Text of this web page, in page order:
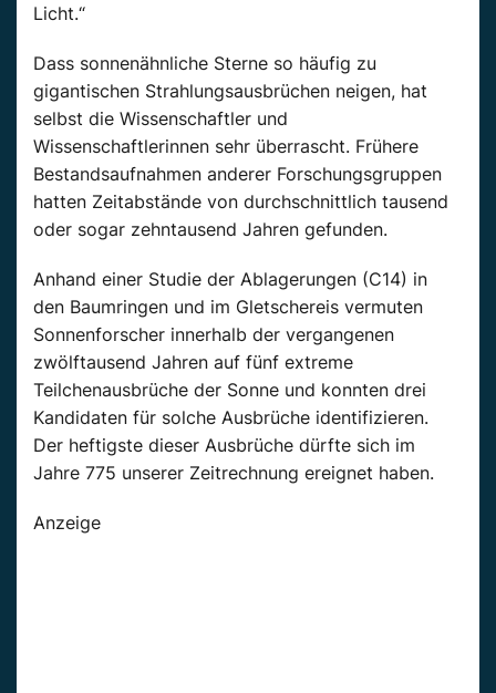
Licht.“
Dass sonnenähnliche Sterne so häufig zu
gigantischen Strahlungsausbrüchen neigen, hat
selbst die Wissenschaftler und
Wissenschaftlerinnen sehr überrascht. Frühere
Bestandsaufnahmen anderer Forschungsgruppen
hatten Zeitabstände von durchschnittlich tausend
oder sogar zehntausend Jahren gefunden.
Anhand einer Studie der Ablagerungen (C14) in
den Baumringen und im Gletschereis vermuten
Sonnenforscher innerhalb der vergangenen
zwölftausend Jahren auf fünf extreme
Teilchenausbrüche der Sonne und konnten drei
Kandidaten für solche Ausbrüche identifizieren.
Der heftigste dieser Ausbrüche dürfte sich im
Jahre 775 unserer Zeitrechnung ereignet haben.
Anzeige